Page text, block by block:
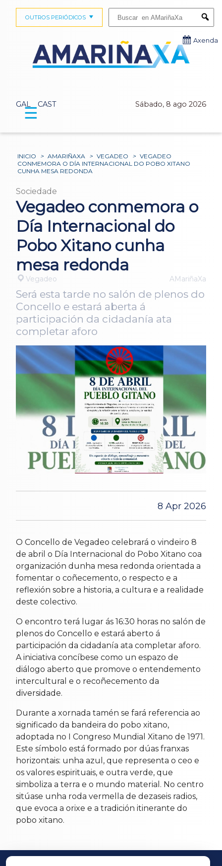
GAL CAST Sábado, 8 ago 2026
OUTROS PERIÓDICOS
Axenda
☰
INICIO > AMARIÑAXA > VEGADEO > VEGADEO
CONMEMORA O DÍA INTERNACIONAL DO POBO XITANO
CUNHA MESA REDONDA
Sociedade
Vegadeo conmemora o
Día Internacional do
Pobo Xitano cunha
mesa redonda
Vegadeo AMariñaXa
Será esta tarde no salón de plenos do
Concello e estará aberta á
participación da cidadanía ata
completar aforo
8 Apr 2026
O Concello de Vegadeo celebrará o vindeiro 8
de abril o Día Internacional do Pobo Xitano coa
organización dunha mesa redonda orientada a
fomentar o coñecemento, o respecto e a
reflexión sobre a historia, a cultura e a realidade
deste colectivo.
O encontro terá lugar ás 16:30 horas no salón de
plenos do Concello e estará aberto á
participación da cidadanía ata completar aforo.
A iniciativa concíbese como un espazo de
diálogo aberto que promove o entendemento
intercultural e o recoñecemento da
diversidade.
Durante a xornada tamén se fará referencia ao
significado da bandeira do pobo xitano,
adoptada no I Congreso Mundial Xitano de 1971.
Este símbolo está formado por dúas franxas
horizontais: unha azul, que representa o ceo e
os valores espirituais, e outra verde, que
simboliza a terra e o mundo material. No centro
sitúase unha roda vermella de dezaseis radios,
que evoca a orixe e a tradición itinerante do
pobo xitano.